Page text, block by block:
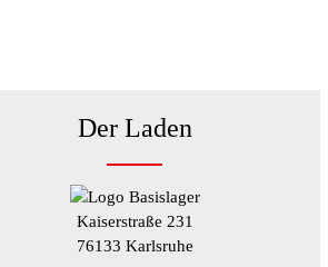
Der Laden
Kaiserstraße 231
76133 Karlsruhe